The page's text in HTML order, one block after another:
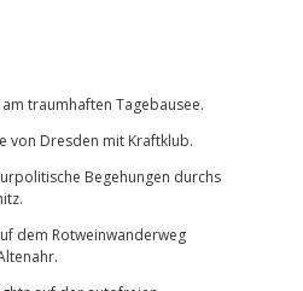
traumhaften Tagebausee.
von Dresden mit Kraftklub.
Begehungen durchs
dem Rotweinwanderweg